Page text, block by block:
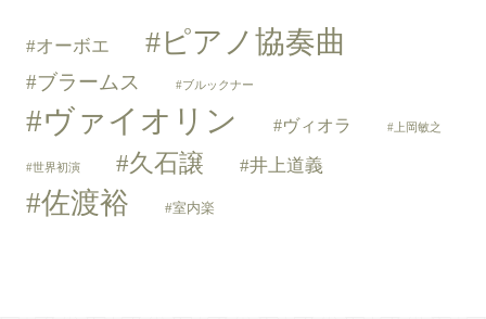
オーボエ ピアノ協奏曲
ブラームス ブルックナー
ヴァイオリン ヴィオラ 上岡敏之
世界初演 久石譲 井上道義
佐渡裕 室内楽